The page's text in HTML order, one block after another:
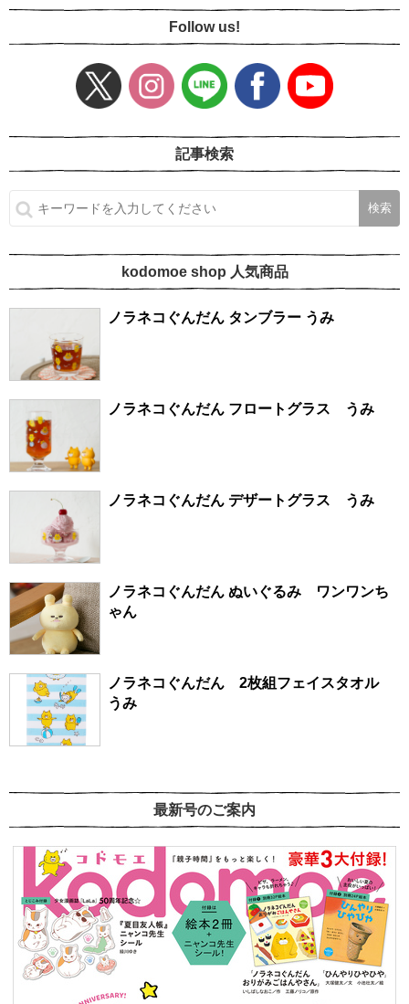
Follow us!
記事検索
kodomoe shop 人気商品
ノラネコぐんだん タンブラー うみ
ノラネコぐんだん フロートグラス うみ
ノラネコぐんだん デザートグラス うみ
ノラネコぐんだん ぬいぐるみ ワンワンち
ゃん
ノラネコぐんだん 2枚組フェイスタオル
うみ
最新号のご案内